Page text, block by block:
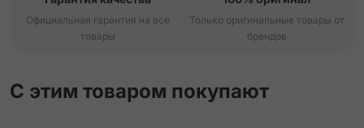
Официальная гарантия на все
товары
Только оригинальные товары от
брендов
С этим товаром покупают